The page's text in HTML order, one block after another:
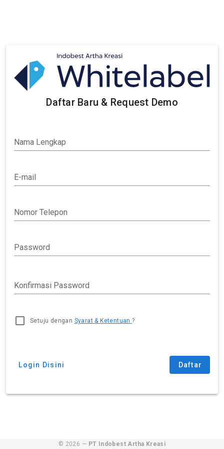
Daftar Baru & Request Demo
Nama Lengkap
E-mail
Nomor Telepon
Password
Konfirmasi Password
Setuju dengan Syarat & Ketentuan?
Login Disini Daftar
© 2026 — PT Indobest Artha Kreasi